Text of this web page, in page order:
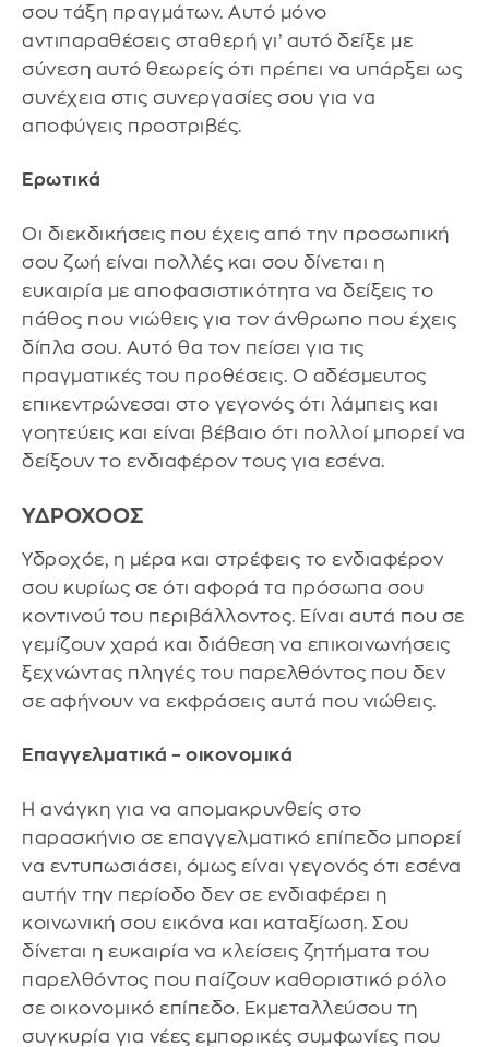
σου τάξη πραγμάτων. Αυτό μόνο
αντιπαραθέσεις σταθερή γι’ αυτό δείξε με
σύνεση αυτό θεωρείς ότι πρέπει να υπάρξει ως
συνέχεια στις συνεργασίες σου για να
αποφύγεις προστριβές.
Ερωτικά
Οι διεκδικήσεις που έχεις από την προσωπική
σου ζωή είναι πολλές και σου δίνεται η
ευκαιρία με αποφασιστικότητα να δείξεις το
πάθος που νιώθεις για τον άνθρωπο που έχεις
δίπλα σου. Αυτό θα τον πείσει για τις
πραγματικές του προθέσεις. Ο αδέσμευτος
επικεντρώνεσαι στο γεγονός ότι λάμπεις και
γοητεύεις και είναι βέβαιο ότι πολλοί μπορεί να
δείξουν το ενδιαφέρον τους για εσένα.
ΥΔΡΟΧΟΟΣ
Υδροχόε, η μέρα και στρέφεις το ενδιαφέρον
σου κυρίως σε ότι αφορά τα πρόσωπα σου
κοντινού του περιβάλλοντος. Είναι αυτά που σε
γεμίζουν χαρά και διάθεση να επικοινωνήσεις
ξεχνώντας πληγές του παρελθόντος που δεν
σε αφήνουν να εκφράσεις αυτά που νιώθεις.
Επαγγελματικά – οικονομικά
Η ανάγκη για να απομακρυνθείς στο
παρασκήνιο σε επαγγελματικό επίπεδο μπορεί
να εντυπωσιάσει, όμως είναι γεγονός ότι εσένα
αυτήν την περίοδο δεν σε ενδιαφέρει η
κοινωνική σου εικόνα και καταξίωση. Σου
δίνεται η ευκαιρία να κλείσεις ζητήματα του
παρελθόντος που παίζουν καθοριστικό ρόλο
σε οικονομικό επίπεδο. Εκμεταλλεύσου τη
συγκυρία για νέες εμπορικές συμφωνίες που